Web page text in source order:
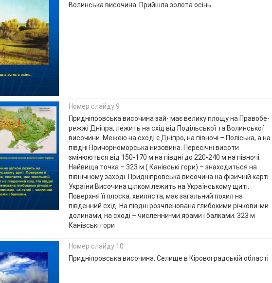
Волинська височина. Прийшла золота осінь.
Номер слайду 9
Придніпровська височина зай- має велику площу на Правобе-
режжі Дніпра, лежить на схід від Подільської та Волинської
височини. Межею на сході є Дніпро, на півночі – Поліська, а на
півдні Причорноморська низовина. Пересічні висоти
змінюються від 150-170 м на півдні до 220-240 м на півночі.
Найвища точка – 323 м ( Канівські гори) – знаходиться на
північному заході. Придніпровська височина на фізичній карті
України Височина цілком лежить на Українському щиті.
Поверхня її плоска, хвиляста, має загальний похил на
південний схід. На півдні розчленована глибокими річкови-ми
долинами, на сході – численни-ми ярами і балками. 323 м
Канівські гори
Номер слайду 10
Придніпровська височина. Селище в Кіровоградській області